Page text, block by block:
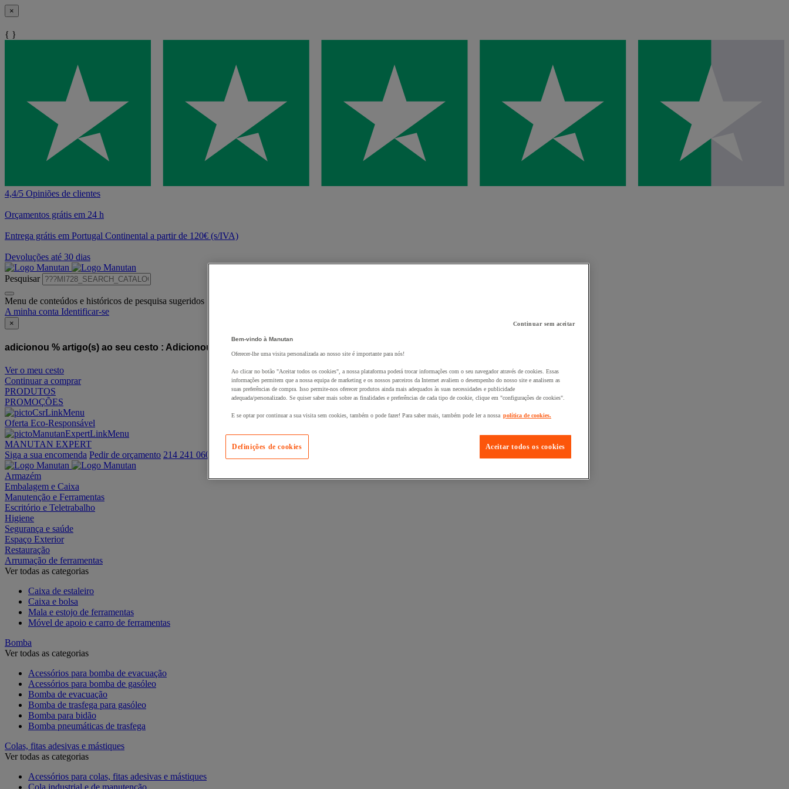
×
{ }
4,4/5 Opiniões de clientes
Orçamentos grátis em 24 h
Entrega grátis em Portugal Continental a partir de 120€ (s/IVA)
Devoluções até 30 dias
Pesquisar
Menu de conteúdos e históricos de pesquisa sugeridos
A minha conta Identificar-se
×
adicionou % artigo(s) ao seu cesto : Adicionou este artigo ao seu cesto :
Ver o meu cesto
Continuar a comprar
PRODUTOS
PROMOÇÕES
Oferta Eco-Responsável
MANUTAN EXPERT
Siga a sua encomenda Pedir de orçamento 214 241 060
Armazém
Embalagem e Caixa
Manutenção e Ferramentas
Escritório e Teletrabalho
Higiene
Segurança e saúde
Espaço Exterior
Restauração
Arrumação de ferramentas
Ver todas as categorias
Caixa de estaleiro
Caixa e bolsa
Mala e estojo de ferramentas
Móvel de apoio e carro de ferramentas
Bomba
Ver todas as categorias
Acessórios para bomba de evacuação
Acessórios para bomba de gasóleo
Bomba de evacuação
Bomba de trasfega para gasóleo
Bomba para bidão
Bomba pneumáticas de trasfega
Colas, fitas adesivas e mástiques
Ver todas as categorias
Acessórios para colas, fitas adesivas e mástiques
Cola industrial e de manutenção
Continuar sem aceitar
Bem-vindo à Manutan
Oferecer-lhe uma visita personalizada ao nosso site é importante para nós!
Ao clicar no botão "Aceitar todos os cookies", a nossa plataforma poderá trocar informações com o seu navegador através de cookies. Essas
informações permitem que a nossa equipa de marketing e os nossos parceiros da Internet avaliem o desempenho do nosso site e analisem as
suas preferências de compra. Isso permite-nos oferecer produtos ainda mais adequados às suas necessidades e publicidade
adequada/personalizado. Se quiser saber mais sobre as finalidades e preferências de cada tipo de cookie, clique em "configurações de cookies".
E se optar por continuar a sua visita sem cookies, também o pode fazer! Para saber mais, também pode ler a nossa política de cookies.
Aceitar todos os cookies
Definições de cookies